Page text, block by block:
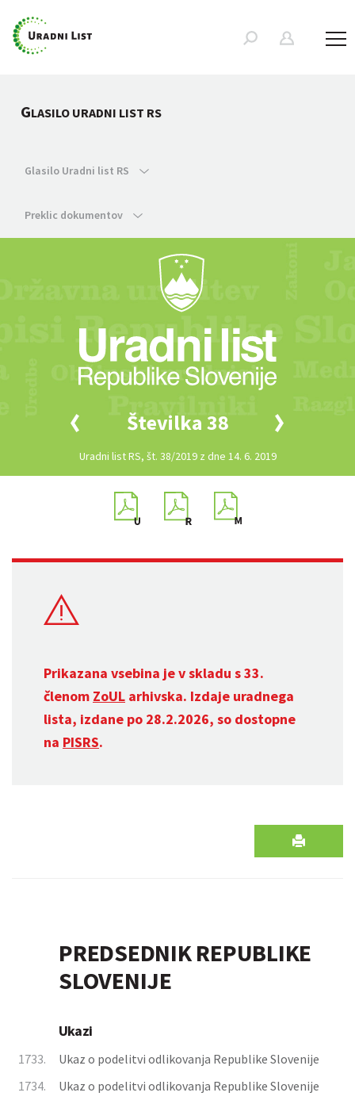
GLASILO URADNI LIST RS
Glasilo Uradni list RS
Preklic dokumentov
Številka 38
Uradni list RS, št. 38/2019 z dne 14. 6. 2019
Prikazana vsebina je v skladu s 33.
členom ZoUL arhivska. Izdaje uradnega
lista, izdane po 28.2.2026, so dostopne
na PISRS.
PREDSEDNIK REPUBLIKE
SLOVENIJE
Ukazi
1733.
Ukaz o podelitvi odlikovanja Republike Slovenije
1734.
Ukaz o podelitvi odlikovanja Republike Slovenije